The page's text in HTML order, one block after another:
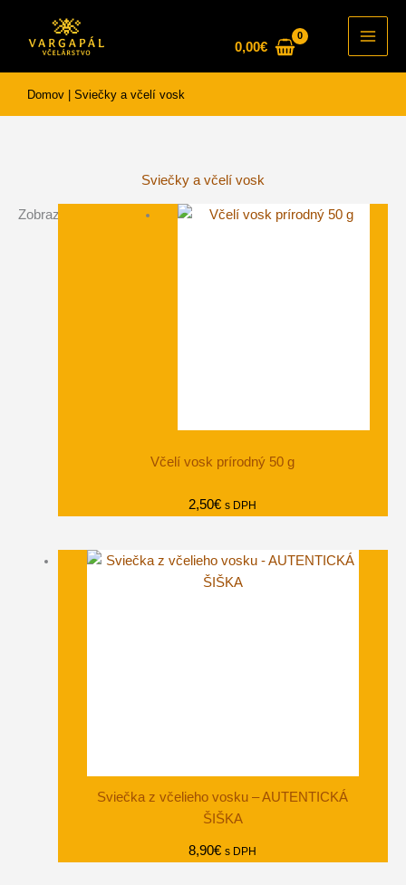
0,00€
Main
Domov Sviečky a včelí vosk
Sviečky a včelí vosk
Zobrazuje sa 32 výsledkov
Včelí vosk prírodný 50 g
2,50€ s DPH
Sviečka z včelieho vosku – AUTENTICKÁ
ŠIŠKA
8,90€ s DPH